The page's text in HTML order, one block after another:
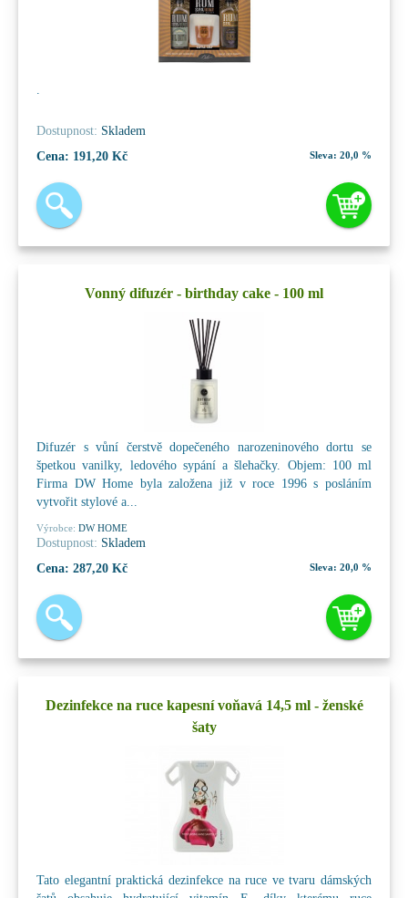
Dostupnost: Skladem
Cena: 191,20 Kč Sleva: 20,0 %
Vonný difuzér - birthday cake - 100 ml
Difuzér s vůní čerstvě dopečeného narozeninového dortu se
špetkou vanilky, ledového sypání a šlehačky. Objem: 100 ml
Firma DW Home byla založena již v roce 1996 s posláním
vytvořit stylové a...
Výrobce: DW HOME
Dostupnost: Skladem
Cena: 287,20 Kč Sleva: 20,0 %
Dezinfekce na ruce kapesní voňavá 14,5 ml - ženské
šaty
Tato elegantní praktická dezinfekce na ruce ve tvaru dámských